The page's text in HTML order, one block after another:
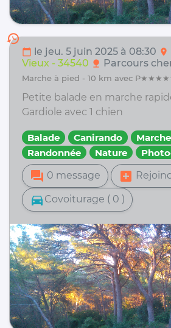
history
calendar_today le jeu. 5 juin 2025 à 08:30 location_on
Vieux - 34540 nature Parcours
marche à pied - 10 km avec
Petite balade en marche
Gardiole avec 1 chien
Balade Canirando
Randonnée
Nature
forum 0 message add_box
directions_car Covoiturage ( 0 )